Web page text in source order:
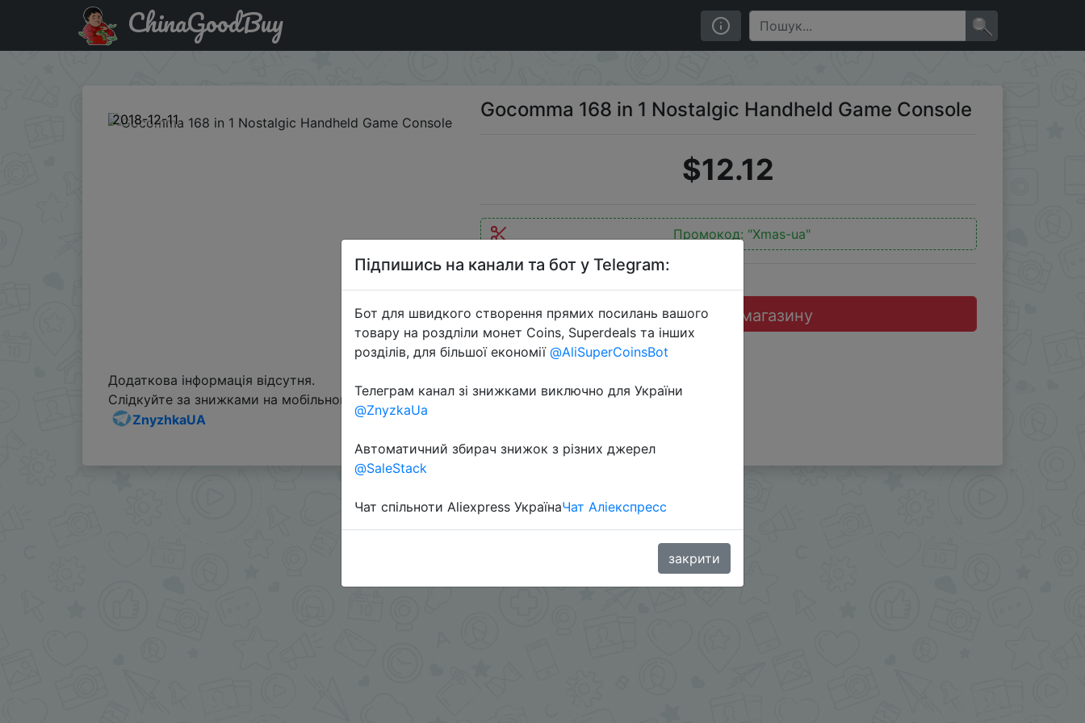
Промокод на знижку Xmas-ua Gocomma 168 in 1 Nostalgic Handheld Game Console
ChinaGoodBuy
2018-12-11 Gocomma 168 in 1 Nostalgic Handheld Game Console
$12.12
Промокод: "Xmas-ua"
Перейти до магазину
Додаткова інформація відсутня.
Слідкуйте за знижками на мобільному, в телеграм каналі:
ZnyzhkaUA
Підпишись на канали та бот у Telegram:
Бот для швидкого створення прямих посилань вашого
товару на роздліли монет Coins, Superdeals та інших
розділів, для більшої економії @AliSuperCoinsBot
Телеграм канал зі знижками виключно для України
@ZnyzkaUa
Автоматичний збирач знижок з різних джерел
@SaleStack
Чат спільноти Aliexpress УкраїнаЧат Аліекспресс
закрити